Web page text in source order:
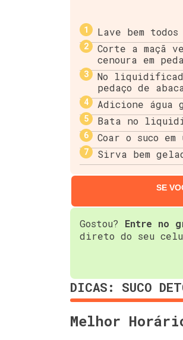
Lave bem
Corte a maçã
cenoura em
No
pedaço de
Adicione
Bata no
Coar o suco
Sirva bem
SE
Gostou? Entre no
direto do seu
DICAS: SUCO
Melhor